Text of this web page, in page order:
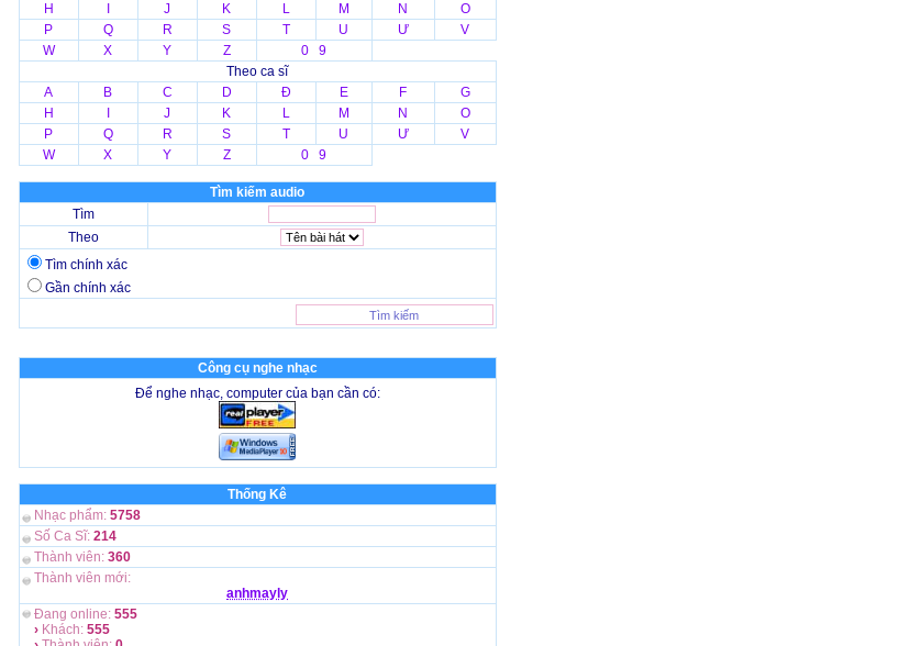
H
J K L M N
O
P
Q R S T U Ư
V
W
X Y Z
0 9
Theo ca sĩ
A
B C D Đ E F
G
H
J K L M N
O
P
Q R S T U Ư
V
W
X Y Z 0 9
Tìm kiếm audio
Tìm
Theo
Tìm chính xác
Gần chính xác
Công cụ nghe nhạc
Để nghe nhạc, computer của bạn cần có:
Thống Kê
Nhạc phẩm: 5758
Số Ca Sĩ: 214
Thành viên: 360
Thành viên mới:
anhmayly
Đang online: 555
›Khách:555